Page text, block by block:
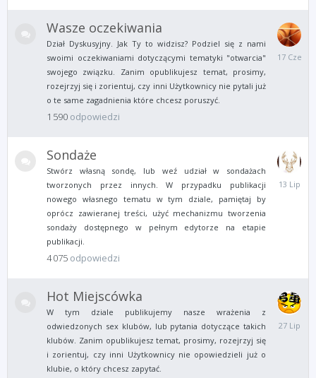
Wasze oczekiwania
Dział Dyskusyjny. Jak Ty to widzisz? Podziel się z nami
swoimi oczekiwaniami dotyczącymi tematyki "otwarcia"
swojego związku. Zanim opublikujesz temat, prosimy,
rozejrzyj się i zorientuj, czy inni Użytkownicy nie pytali już
o te same zagadnienia które chcesz poruszyć.
1 590 odpowiedzi
17
Sondaże
Stwórz własną sondę, lub weź udział w sondażach
tworzonych przez innych. W przypadku publikacji
nowego własnego tematu w tym dziale, pamiętaj by
oprócz zawieranej treści, użyć mechanizmu tworzenia
sondaży dostępnego w pełnym edytorze na etapie
publikacji.
4 075 odpowiedzi
13
Lipca
Hot Miejscówka
W tym dziale publikujemy nasze wrażenia z
odwiedzonych sex klubów, lub pytania dotyczące takich
klubów. Zanim opublikujesz temat, prosimy, rozejrzyj się
i zorientuj, czy inni Użytkownicy nie opowiedzieli już o
klubie, o który chcesz zapytać.
27
Lipca